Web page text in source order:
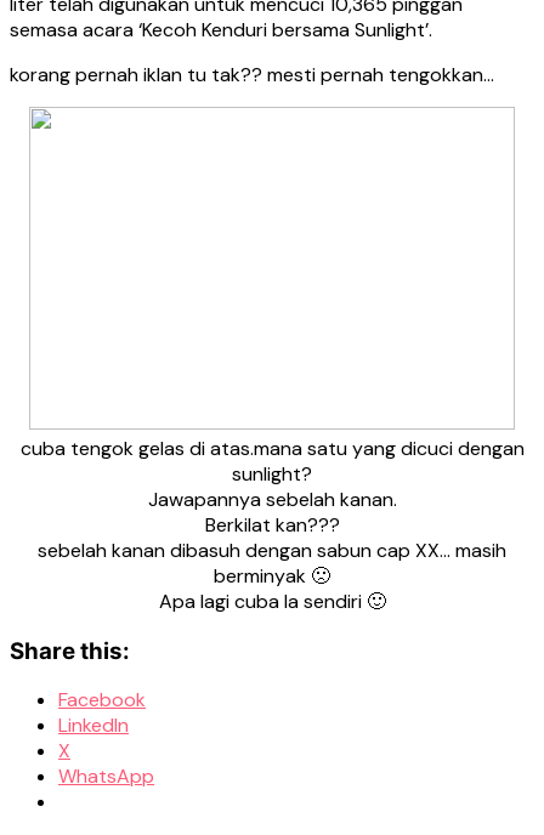
semasa acara ‘Kecoh Kenduri bersama Sunlight’.
korang pernah iklan tu tak?? mesti pernah tengokkan…
cuba tengok gelas di atas.mana satu yang dicuci dengan
sunlight?
Jawapannya sebelah kanan.
Berkilat kan???
sebelah kanan dibasuh dengan sabun cap XX… masih
berminyak 🙁
Apa lagi cuba la sendiri 🙂
Share this:
Facebook
LinkedIn
X
WhatsApp